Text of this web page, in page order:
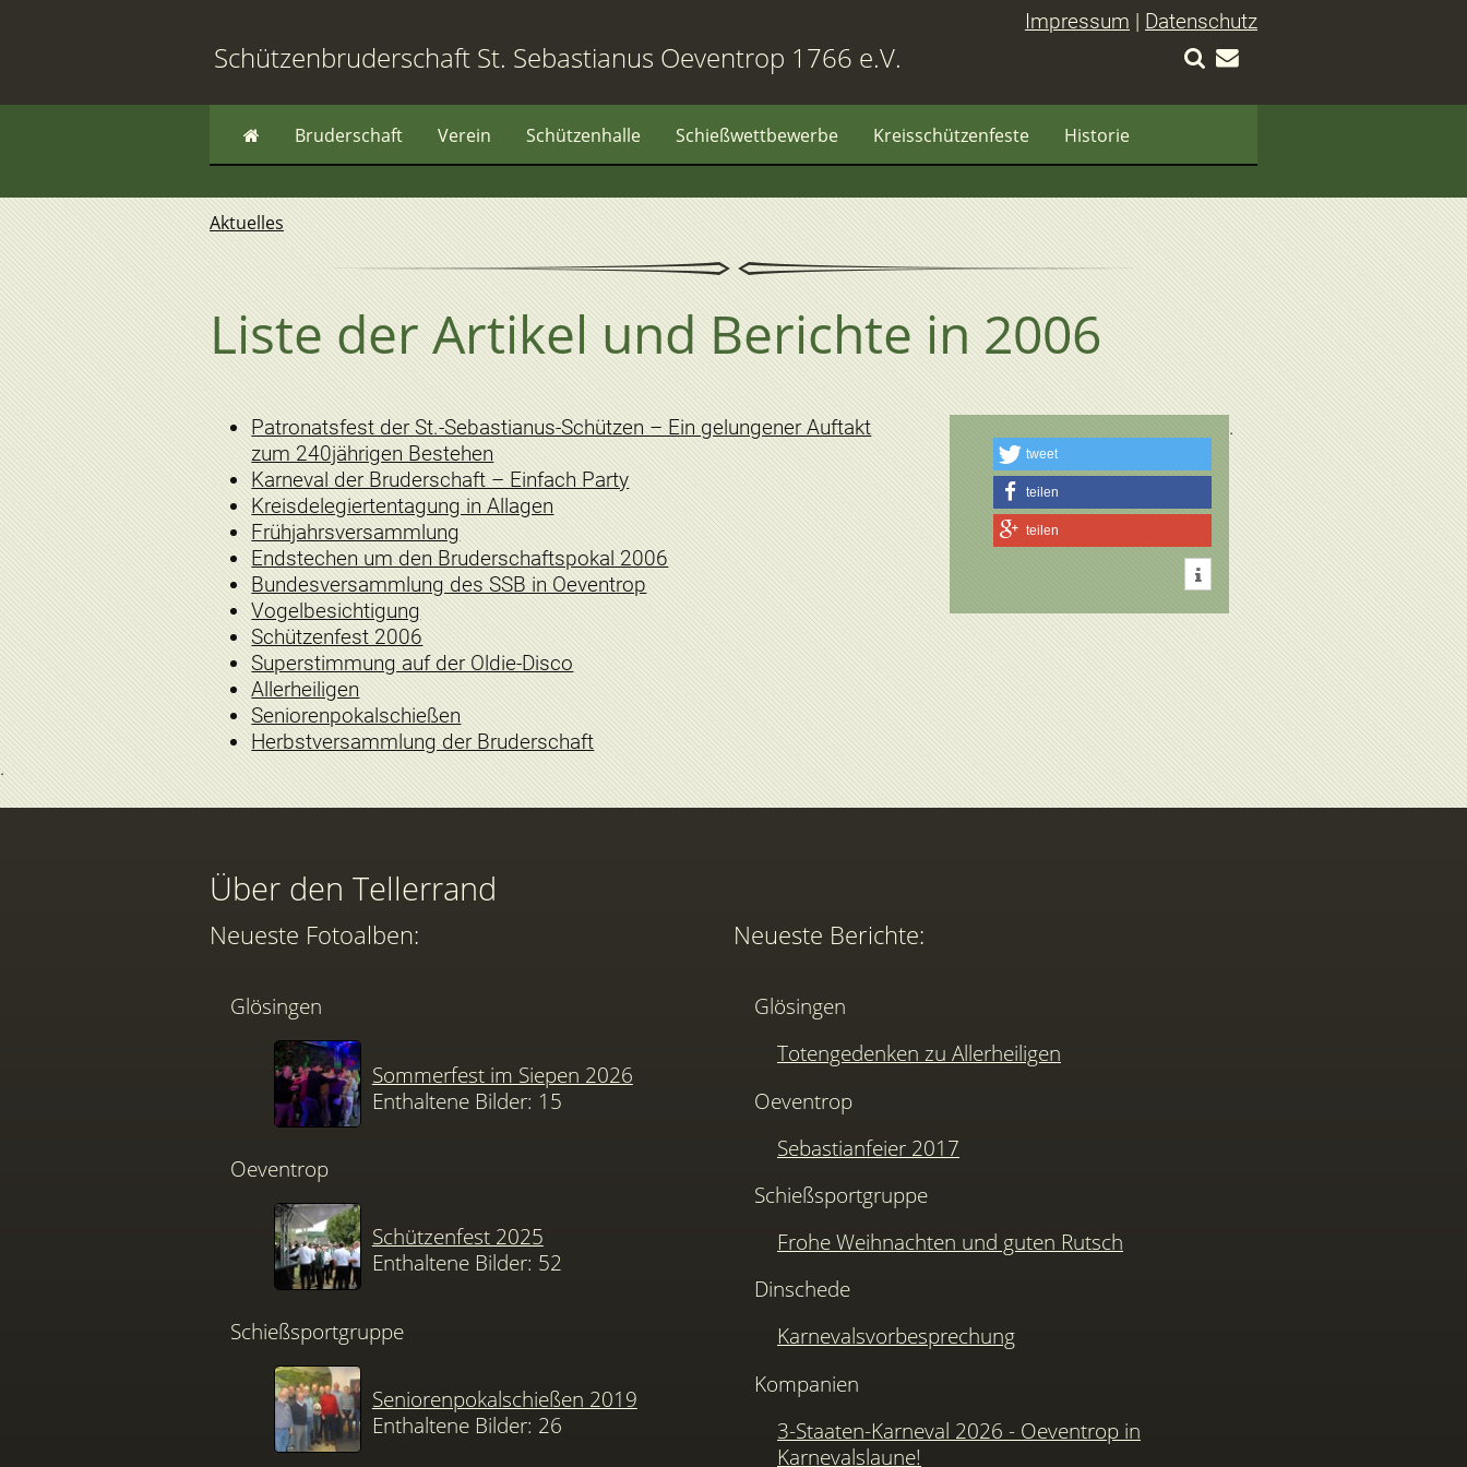
Impressum | Datenschutz
Schützenbruderschaft St. Sebastianus Oeventrop 1766 e.V.
Bruderschaft Verein Schützenhalle Schießwettbewerbe Kreisschützenfeste Historie
Aktuelles
Liste der Artikel und Berichte in 2006
Patronatsfest der St.-Sebastianus-Schützen – Ein gelungener Auftakt
zum 240jährigen Bestehen
Karneval der Bruderschaft – Einfach Party
Kreisdelegiertentagung in Allagen
Frühjahrsversammlung
Endstechen um den Bruderschaftspokal 2006
Bundesversammlung des SSB in Oeventrop
Vogelbesichtigung
Schützenfest 2006
Superstimmung auf der Oldie-Disco
Allerheiligen
Seniorenpokalschießen
Herbstversammlung der Bruderschaft
tweet
teilen
teilen
Über den Tellerrand
Neueste Fotoalben:
Glösingen
Sommerfest im Siepen 2026
Enthaltene Bilder: 15
Oeventrop
Schützenfest 2025
Enthaltene Bilder: 52
Schießsportgruppe
Seniorenpokalschießen 2019
Enthaltene Bilder: 26
Neueste Berichte:
Glösingen
Totengedenken zu Allerheiligen
Oeventrop
Sebastianfeier 2017
Schießsportgruppe
Frohe Weihnachten und guten Rutsch
Dinschede
Karnevalsvorbesprechung
Kompanien
3-Staaten-Karneval 2026 - Oeventrop in
Karnevalslaune!